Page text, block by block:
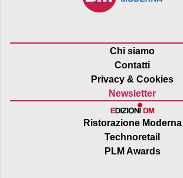
Chi siamo
Contatti
Privacy & Cookies
Newsletter
Ristorazione Moderna
Technoretail
PLM Awards